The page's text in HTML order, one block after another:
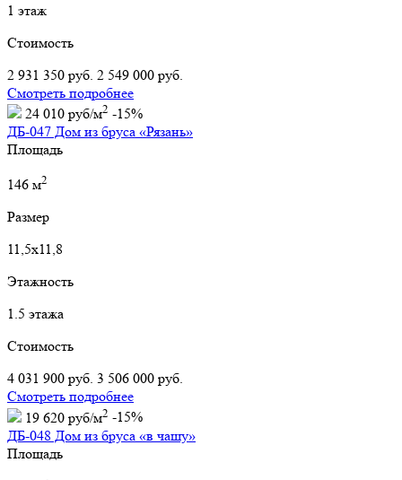
1 этаж
Стоимость
2 931 350 руб. 2 549 000 руб.
Смотреть подробнее
24 010 руб/м2 -15%
ДБ-047 Дом из бруса «Рязань»
Площадь
146 м2
Размер
11,5х11,8
Этажность
1.5 этажа
Стоимость
4 031 900 руб. 3 506 000 руб.
Смотреть подробнее
19 620 руб/м2 -15%
ДБ-048 Дом из бруса «в чашу»
Площадь